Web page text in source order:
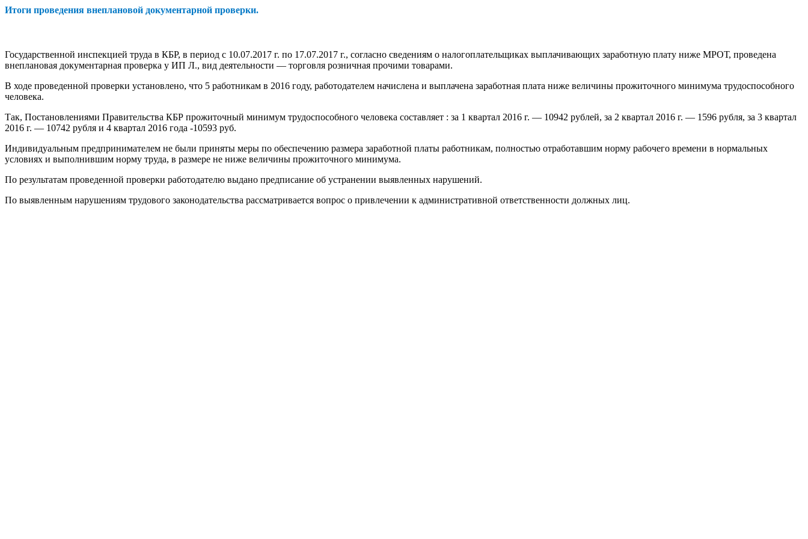
Итоги проведения внеплановой документарной проверки.
Государственной инспекцией труда в КБР, в период с 10.07.2017 г. по 17.07.2017 г., согласно сведениям о налогоплательщиках выплачивающих заработную плату ниже МРОТ, проведена
внеплановая документарная проверка у ИП Л., вид деятельности — торговля розничная прочими товарами.
В ходе проведенной проверки установлено, что 5 работникам в 2016 году, работодателем начислена и выплачена заработная плата ниже величины прожиточного минимума трудоспособного
человека.
Так, Постановлениями Правительства КБР прожиточный минимум трудоспособного человека составляет : за 1 квартал 2016 г. — 10942 рублей, за 2 квартал 2016 г. — 1596 рубля, за 3 квартал
2016 г. — 10742 рубля и 4 квартал 2016 года -10593 руб.
Индивидуальным предпринимателем не были приняты меры по обеспечению размера заработной платы работникам, полностью отработавшим норму рабочего времени в нормальных
условиях и выполнившим норму труда, в размере не ниже величины прожиточного минимума.
По результатам проведенной проверки работодателю выдано предписание об устранении выявленных нарушений.
По выявленным нарушениям трудового законодательства рассматривается вопрос о привлечении к административной ответственности должных лиц.